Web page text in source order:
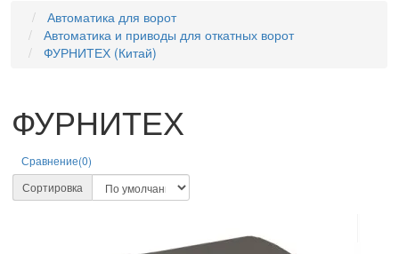
Автоматика для ворот
Автоматика и приводы для откатных ворот
ФУРНИТЕХ (Китай)
ФУРНИТЕХ
Сравнение(0)
Сортировка